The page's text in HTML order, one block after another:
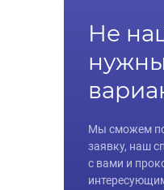
Не
Мы сможем
заявку, наш
с вами и